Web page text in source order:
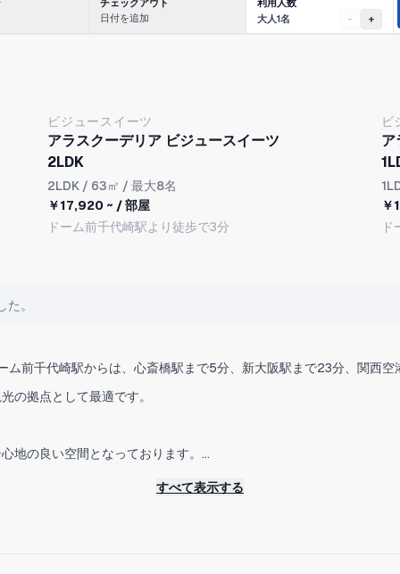
チェックアウト
日付を追加
利用人数
大人1名
- +
ビジュースイーツ
アラスクーデリア ビジュースイーツ
2LDK
2LDK / 63㎡ / 最大8名
￥17,920 ~ / 部屋
ドーム前千代崎駅より徒歩で3分
ビ
ア
￥
。
ム前千代崎駅からは、心斎橋駅まで5分、新大阪駅まで23分、関西
の拠点として最適です。
地の良い空間となっております。
すべて表示する